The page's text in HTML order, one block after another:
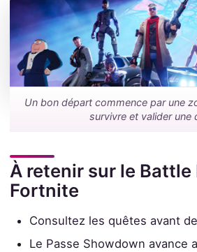
Un bon départ commence par une
survivre et valider une
À retenir sur le Battle
Fortnite
Consultez les quêtes avant
Le Passe Showdown avance